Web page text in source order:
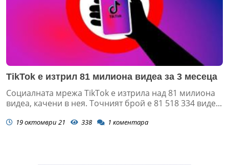
TikTok е изтрил 81 милиона видеа за 3 месеца
Социалната мрежа TikTok е изтрила над 81 милиона
видеа, качени в нея. Точният брой е 81 518 334 виде...
19 октомври 21 338 1 коментара